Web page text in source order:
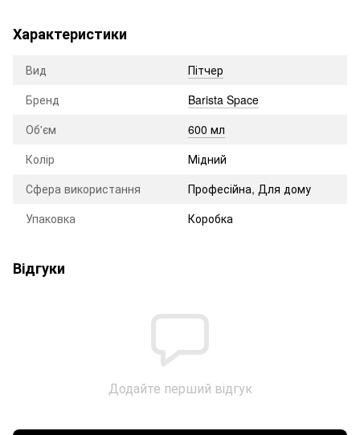
Характеристики
Вид
Пітчер
Бренд
Barista Space
Об'єм
600 мл
Колір
Мідний
Сфера використання
Професійна, Для дому
Упаковка
Коробка
Відгуки
Додайте перший відгук